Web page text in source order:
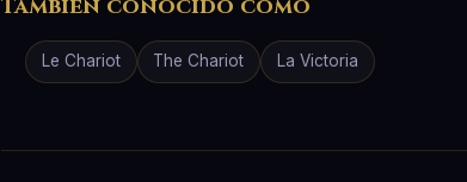
También conocido como
Le Chariot The Chariot La Victoria